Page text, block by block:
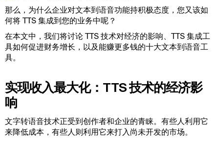
那么，为什么企业对文本到语音功能持积极态度，您又该如
何将 TTS 集成到您的业务中呢？
在本文中，我们将讨论 TTS 技术对经济的影响、TTS 集成工
具如何促进财务增长，以及能赚更多钱的十大文本到语音工
具。
实现收入最大化：TTS 技术的经济影
响
文字转语音技术正受到创作者和企业的青睐。有些人利用它
来降低成本，有些人则利用它来打入尚未开发的市场。